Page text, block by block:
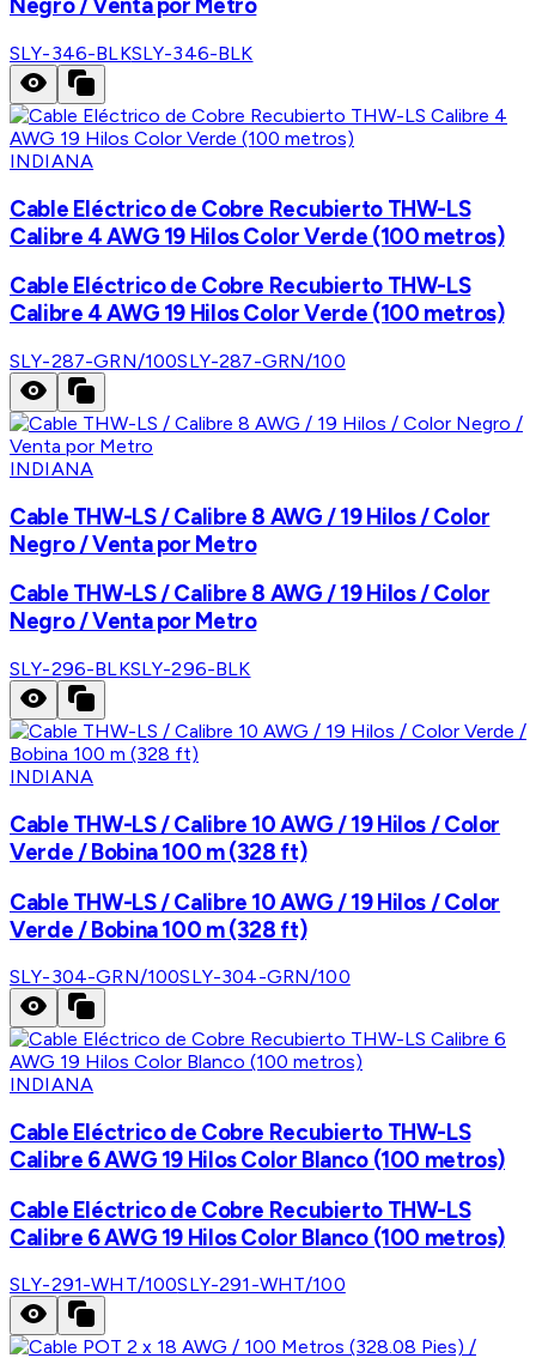
SLY-346-BLKSLY-346-BLK
INDIANA
Cable Eléctrico de Cobre Recubierto THW-LS
Calibre 4 AWG 19 Hilos Color Verde (100 metros)
Cable Eléctrico de Cobre Recubierto THW-LS
Calibre 4 AWG 19 Hilos Color Verde (100 metros)
SLY-287-GRN/100SLY-287-GRN/100
INDIANA
Cable THW-LS / Calibre 8 AWG / 19 Hilos / Color
Negro / Venta por Metro
Cable THW-LS / Calibre 8 AWG / 19 Hilos / Color
Negro / Venta por Metro
SLY-296-BLKSLY-296-BLK
INDIANA
Cable THW-LS / Calibre 10 AWG / 19 Hilos / Color
Verde / Bobina 100 m (328 ft)
Cable THW-LS / Calibre 10 AWG / 19 Hilos / Color
Verde / Bobina 100 m (328 ft)
SLY-304-GRN/100SLY-304-GRN/100
INDIANA
Cable Eléctrico de Cobre Recubierto THW-LS
Calibre 6 AWG 19 Hilos Color Blanco (100 metros)
Cable Eléctrico de Cobre Recubierto THW-LS
Calibre 6 AWG 19 Hilos Color Blanco (100 metros)
SLY-291-WHT/100SLY-291-WHT/100